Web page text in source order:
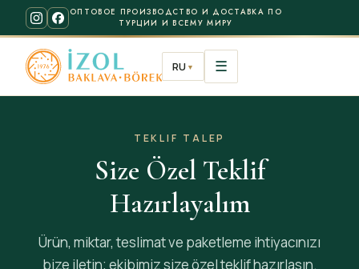
ОПТОВОЕ ПРОИЗВОДСТВО И ДОСТАВКА ПО
ТУРЦИИ И ВСЕМУ МИРУ
RU ▼ ☰
TEKLIF TALEP
Size Özel Teklif
Hazırlayalım
Ürün, miktar, teslimat ve paketleme ihtiyacınızı
bize iletin; ekibimiz size özel teklif hazırlasın.